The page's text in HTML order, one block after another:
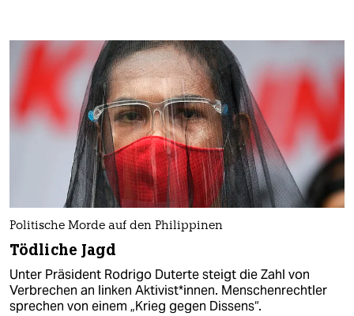
Politische Morde auf den Philippinen
Tödliche Jagd
Unter Präsident Rodrigo Duterte steigt die Zahl von
Verbrechen an linken Aktivist*innen. Menschenrechtler
sprechen von einem „Krieg gegen Dissens“.